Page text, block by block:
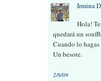
Irmina
Hola!
quedará un
Cuando lo
Un besote.
2/8/09